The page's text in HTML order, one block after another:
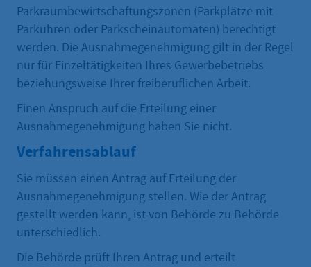
Parkraumbewirtschaftungszonen (Parkplätze mit
Parkuhren oder Parkscheinautomaten) berechtigt
werden. Die Ausnahmegenehmigung gilt in der Regel
nur für Einzeltätigkeiten Ihres Gewerbebetriebs
beziehungsweise Ihrer freiberuflichen Arbeit.
Einen Anspruch auf die Erteilung einer
Ausnahmegenehmigung haben Sie nicht.
Verfahrensablauf
Sie müssen einen Antrag auf Erteilung der
Ausnahmegenehmigung stellen. Wie der Antrag
gestellt werden kann, ist von Behörde zu Behörde
unterschiedlich.
Die Behörde prüft Ihren Antrag und erteilt